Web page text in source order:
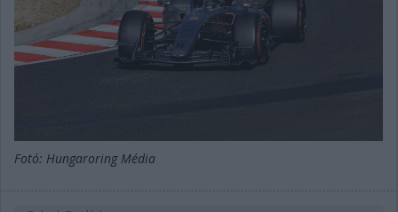
Fotó: Hungaroring Média